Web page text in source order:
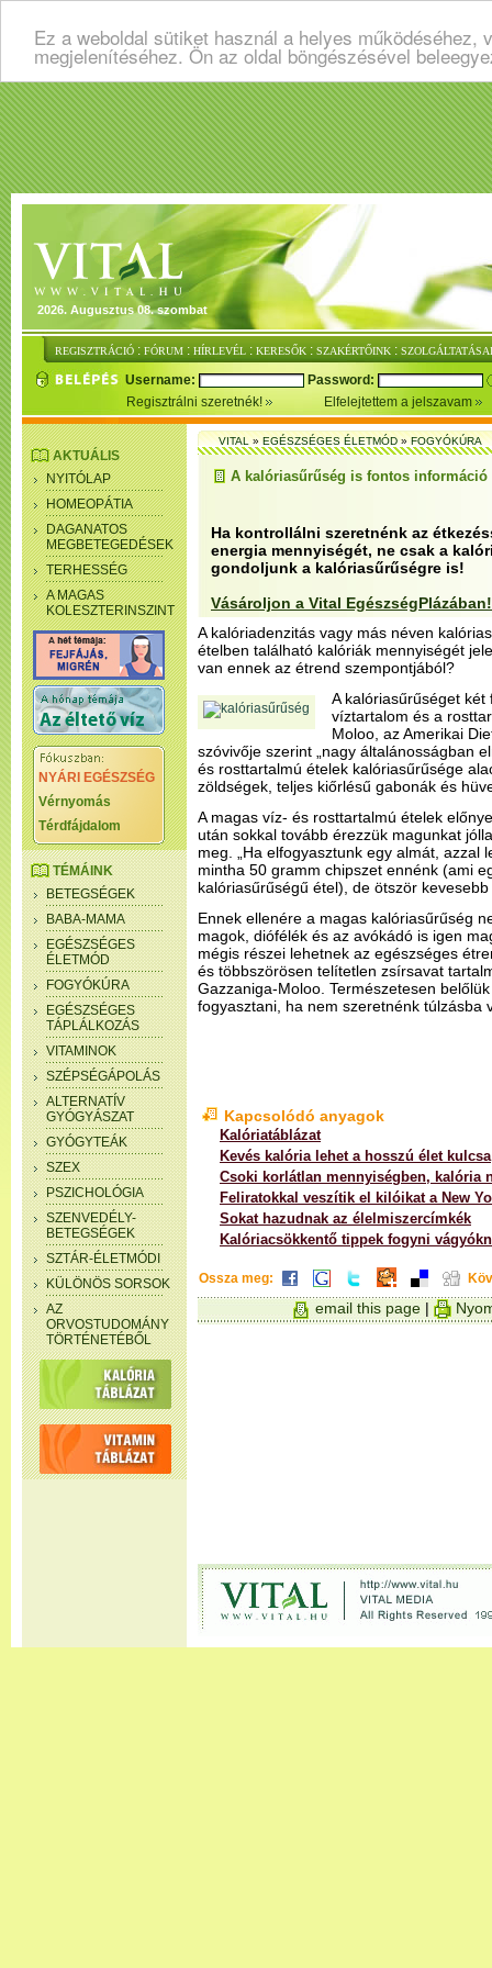
Ez a weboldal sütiket használ a helyes
megjelenítéséhez. Ön az oldal böngészésével
2026. Augusztus 08. szombat
REGISZTRÁCIÓ : FÓRUM : HÍRLEVÉL : KERESŐK : SZAKÉRTŐINK :
Username:
Password:
Regisztrálni szeretnék!
Elfelejtettem a jelszavam
AKTUÁLIS
NYITÓLAP
HOMEOPÁTIA
DAGANATOS
MEGBETEGEDÉSEK
TERHESSÉG
A MAGAS
KOLESZTERINSZINT
NYÁRI EGÉSZSÉG
Vérnyomás
Térdfájdalom
TÉMÁINK
BETEGSÉGEK
BABA-MAMA
EGÉSZSÉGES
ÉLETMÓD
FOGYÓKÚRA
EGÉSZSÉGES
TÁPLÁLKOZÁS
VITAMINOK
SZÉPSÉGÁPOLÁS
ALTERNATÍV
GYÓGYÁSZAT
GYÓGYTEÁK
SZEX
PSZICHOLÓGIA
SZENVEDÉLY-
BETEGSÉGEK
SZTÁR-ÉLETMÓDI
KÜLÖNÖS SORSOK
AZ
ORVOSTUDOMÁNY
TÖRTÉNETÉBŐL
VITAL»EGÉSZSÉGES ÉLETMÓD»FOGYÓKÚRA
A kalóriasűrűség is fontos információ
Ha kontrollálni szeretnénk az
energia mennyiségét, ne csak a
gondoljunk a kalóriasűrűségre is!
Vásároljon a Vital EgészségPlázában!
A kalóriadenzitás vagy más néven
ételben található kalóriák mennyiségét
van ennek az étrend szempontjából?
A kalóriasűrűséget
víztartalom és a
Moloo, az Amerikai
szóvivője szerint „nagy általánosságban
és rosttartalmú ételek kalóriasűrűsége
zöldségek, teljes kiőrlésű gabonák és
A magas víz- és rosttartalmú ételek
után sokkal tovább érezzük magunkat
meg. „Ha elfogyasztunk egy almát, azzal
mintha 50 gramm chipszet ennénk (ami
kalóriasűrűségű étel), de ötször
Ennek ellenére a magas kalóriasűrűség
magok, diófélék és az avókádó is igen
mégis részei lehetnek az egészséges
és többszörösen telítetlen zsírsavat
Gazzaniga-Moloo. Természetesen
fogyasztani, ha nem szeretnénk túlzásba
Kapcsolódó anyagok
Kalóriatáblázat
Kevés kalória lehet a hosszú élet kulcsa
Csoki korlátlan mennyiségben, kalória
Feliratokkal veszítik el kilóikat a New
Sokat hazudnak az élelmiszercímkék
Kalóriacsökkentő tippek fogyni
Ossza meg:
email this page |